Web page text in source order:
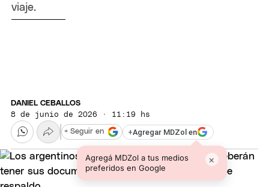
viaje.
DANIEL CEBALLOS
8 de junio de 2026 · 11:19 hs
+Agregar MDZol en
Agregá MDZol a tus medios
preferidos en Google
×
+ Seguir en